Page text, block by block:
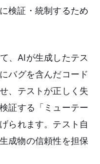
検証・統制するため
、AIが生成したテス
バグを含んだコード
、テストが正しく失
証する「ミューテー
られます。テスト自
成物の信頼性を担保